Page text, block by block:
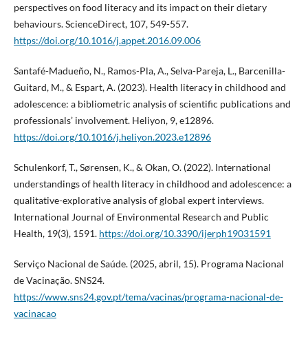
perspectives on food literacy and its impact on their dietary
behaviours. ScienceDirect, 107, 549-557.
https://doi.org/10.1016/j.appet.2016.09.006
Santafé-Madueño, N., Ramos-Pla, A., Selva-Pareja, L., Barcenilla-
Guitard, M., & Espart, A. (2023). Health literacy in childhood and
adolescence: a bibliometric analysis of scientific publications and
professionals’ involvement. Heliyon, 9, e12896.
https://doi.org/10.1016/j.heliyon.2023.e12896
Schulenkorf, T., Sørensen, K., & Okan, O. (2022). International
understandings of health literacy in childhood and adolescence: a
qualitative-explorative analysis of global expert interviews.
International Journal of Environmental Research and Public
Health, 19(3), 1591. https://doi.org/10.3390/ijerph19031591
Serviço Nacional de Saúde. (2025, abril, 15). Programa Nacional
de Vacinação. SNS24.
https://www.sns24.gov.pt/tema/vacinas/programa-nacional-de-
vacinacao